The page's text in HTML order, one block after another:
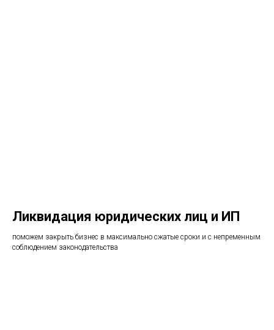
Ликвидация юридических лиц и ИП
поможем закрыть бизнес в максимально сжатые сроки и с непременным
соблюдением законодательства